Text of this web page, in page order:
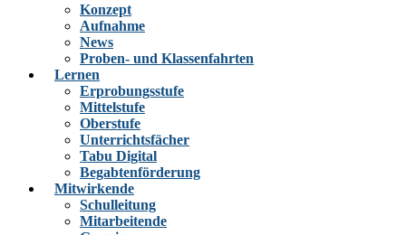
Konzept
Aufnahme
News
Proben- und Klassenfahrten
Lernen
Erprobungsstufe
Mittelstufe
Oberstufe
Unterrichtsfächer
Tabu Digital
Begabtenförderung
Mitwirkende
Schulleitung
Mitarbeitende